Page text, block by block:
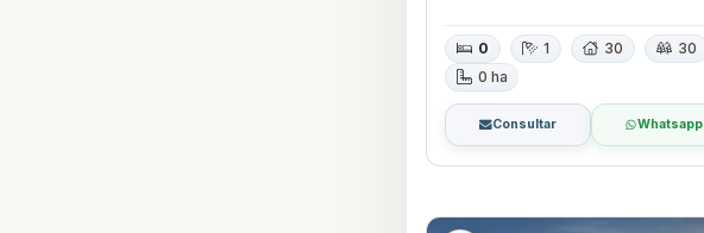
0 1 30
30
0 ha
Consultar Whatsapp